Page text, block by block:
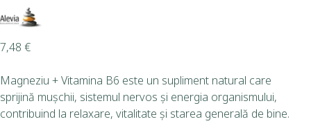
7,48 €
Magneziu + Vitamina B6 este un supliment natural care
sprijină mușchii, sistemul nervos și energia organismului,
contribuind la relaxare, vitalitate și starea generală de bine.